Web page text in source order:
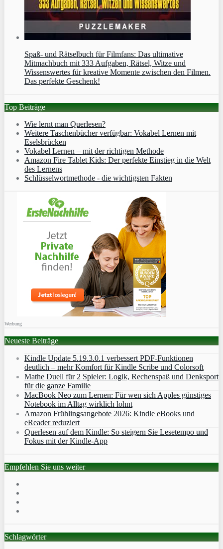
Spaß- und Rätselbuch für Filmfans: Das ultimative
Mitmachbuch mit 333 Aufgaben, Rätsel, Witze und
Wissenswertes für kreative Momente zwischen den Filmen.
Das perfekte Geschenk!
Top Beiträge
Wie lernt man Querlesen?
Weitere Taschenbücher verfügbar: Vokabel Lernen mit
Eselsbrücken
Vokabel Lernen – mit der richtigen Methode
Amazon Fire Tablet Kids: Der perfekte Einstieg in die Welt
des Lernens
Schlüsselwortmethode - die wichtigsten Fakten
Werbung
Neueste Beiträge
Kindle Update 5.19.3.0.1 verbessert PDF-Funktionen
deutlich – mehr Komfort für Kindle Scribe und Colorsoft
Mathe Duell für 2 Spieler: Logik, Rechenspaß und Denksport
für die ganze Familie
MacBook Neo zum Lernen: Für wen sich Apples günstiges
Notebook im Alltag wirklich lohnt
Amazon Frühlingsangebote 2026: Kindle eBooks und
eReader reduziert
Querlesen auf dem Kindle: So steigern Sie Lesetempo und
Fokus mit der Kindle-App
Empfehlen Sie uns weiter
Schlagwörter